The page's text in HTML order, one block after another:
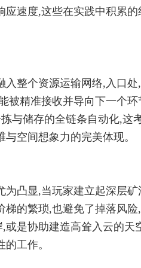
速度,这些在实践中积累
入整个资源运输网络,入口
被精准接收并导向下一个
与储存的全链条自动化,这
空间想象力的完美体现。
为凸显,当玩家建立起深层
的繁琐,也避免了掉落风
是协助建造高耸入云的天
工作。